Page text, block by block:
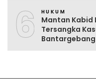
6 HUKUM
Mantan Kabid
Tersangka
Bantargebang